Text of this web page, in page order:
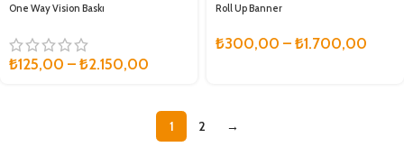
One Way Vision Baskı
₺125,00 – ₺2.150,00
Roll Up Banner
₺300,00 – ₺1.700,00
1 2 →